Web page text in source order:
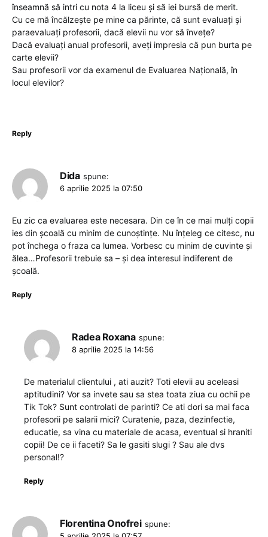
înseamnă să intri cu nota 4 la liceu și să iei bursă de merit.
Cu ce mă încălzește pe mine ca părinte, că sunt evaluați și
paraevaluați profesorii, dacă elevii nu vor să învețe?
Dacă evaluați anual profesorii, aveți impresia că pun burta pe
carte elevii?
Sau profesorii vor da examenul de Evaluarea Națională, în
locul elevilor?
Reply
Dida spune:
6 aprilie 2025 la 07:50
Eu zic ca evaluarea este necesara. Din ce în ce mai mulți copii
ies din școală cu minim de cunoștințe. Nu înțeleg ce citesc, nu
pot închega o fraza ca lumea. Vorbesc cu minim de cuvinte și
ălea…Profesorii trebuie sa – și dea interesul indiferent de
școală.
Reply
Radea Roxana spune:
8 aprilie 2025 la 14:56
De materialul clientului , ati auzit? Toti elevii au aceleasi
aptitudini? Vor sa invete sau sa stea toata ziua cu ochii pe
Tik Tok? Sunt controlati de parinti? Ce ati dori sa mai faca
profesorii pe salarii mici? Curatenie, paza, dezinfectie,
educatie, sa vina cu materiale de acasa, eventual si hraniti
copii! De ce ii faceti? Sa le gasiti slugi ? Sau ale dvs
personal!?
Reply
Florentina Onofrei spune: